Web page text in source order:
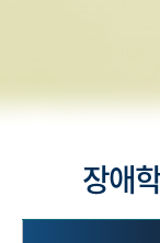
장애